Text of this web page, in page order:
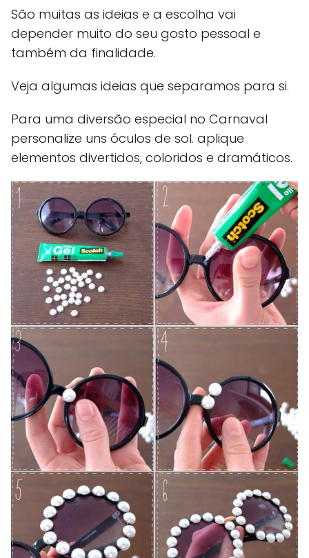
São muitas as ideias e a escolha vai
depender muito do seu gosto pessoal e
também da finalidade.
Veja algumas ideias que separamos para si.
Para uma diversão especial no Carnaval
personalize uns óculos de sol. aplique
elementos divertidos, coloridos e dramáticos.